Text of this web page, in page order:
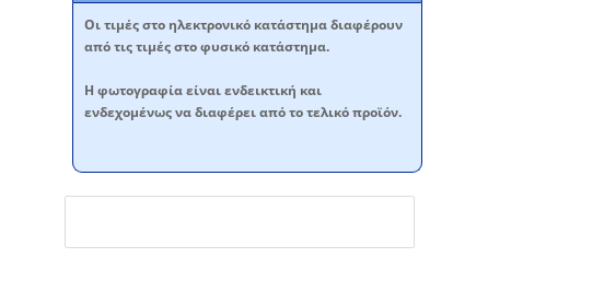
Oι τιμές στο ηλεκτρονικό κατάστημα διαφέρουν
από τις τιμές στο φυσικό κατάστημα.
Η φωτογραφία είναι ενδεικτική και
ενδεχομένως να διαφέρει από το τελικό προϊόν.